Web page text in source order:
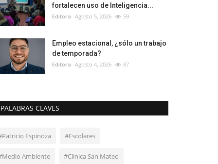
fortalecen uso de Inteligencia...
Editora Agosto 5, 2026 59
Empleo estacional, ¿sólo un trabajo
de temporada?
Editora Agosto 4, 2026 87
PALABRAS CLAVES
Espinoza #Escolares
Ambiente #Clínica San Mateo